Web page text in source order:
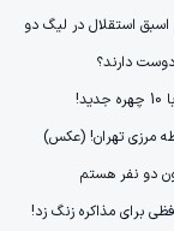
استقلال در لیگ دو
دوست دارند؟
مرزی تهران! (عکس)
دو نفر هستم
برای مذاکره زنگ زد!